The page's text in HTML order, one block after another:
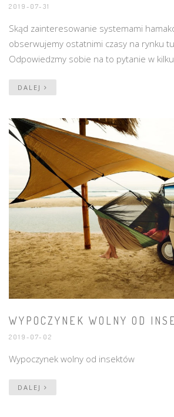
2019-07-31
Skąd zainteresowanie systemami
obserwujemy ostatnimi czasy na rynku
Odpowiedzmy sobie na to pytanie w
DALEJ
WYPOCZYNEK WOLNY OD
2019-07-02
Wypoczynek wolny od insektów
DALEJ